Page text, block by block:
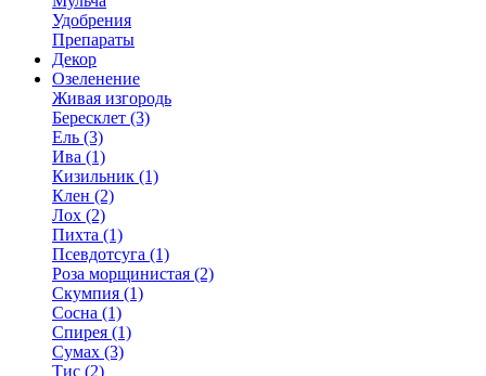
Удобрения
Препараты
Декор
Озеленение
Живая изгородь
Бересклет (3)
Ель (3)
Ива (1)
Кизильник (1)
Клен (2)
Лох (2)
Пихта (1)
Псевдотсуга (1)
Роза морщинистая (2)
Скумпия (1)
Сосна (1)
Спирея (1)
Сумах (3)
Тис (2)